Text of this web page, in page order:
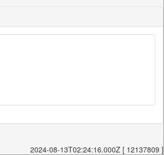
2024-08-13T02:24:16.000Z [ 12137809 ]